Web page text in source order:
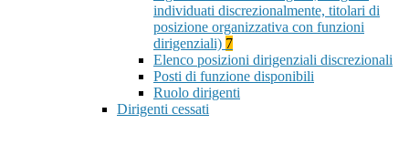
individuati discrezionalmente, titolari di
posizione organizzativa con funzioni
dirigenziali) 7
Elenco posizioni dirigenziali discrezionali
Posti di funzione disponibili
Ruolo dirigenti
Dirigenti cessati